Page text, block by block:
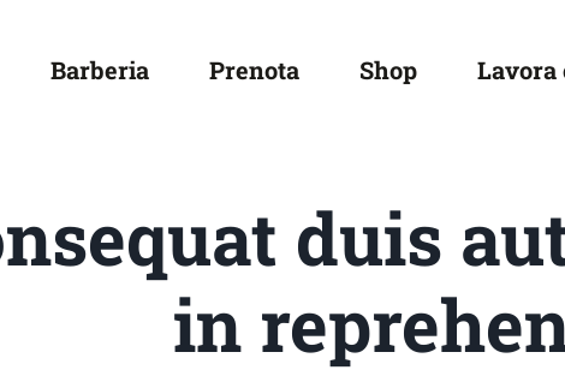
Barberia Prenota Shop Lavora
duis
in